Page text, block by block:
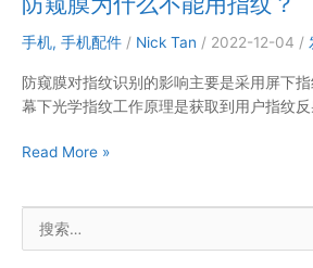
手机, 手机配件 / Nick Tan / 2022-12-04 /
防窥膜对指纹识别的影响主要是采用屏下
幕下光学指纹工作原理是获取到用户指纹
防
什
Read More »
索